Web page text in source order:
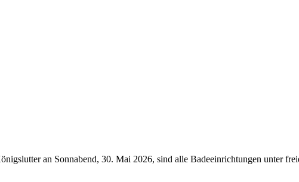
an Sonnabend, 30. Mai 2026, sind alle Badeeinrichtungen unter